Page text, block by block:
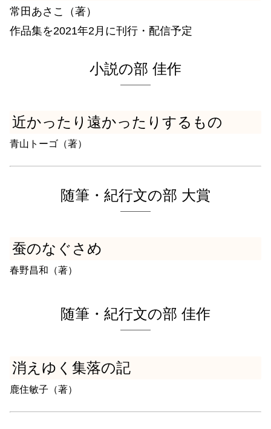
常田あさこ（著）
作品集を2021年2月に刊行・配信予定
小説の部 佳作
近かったり遠かったりするもの
青山トーゴ（著）
随筆・紀行文の部 大賞
蚕のなぐさめ
春野昌和（著）
随筆・紀行文の部 佳作
消えゆく集落の記
鹿住敏子（著）